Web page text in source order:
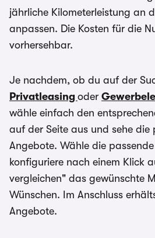
jährliche Kilometerleistung an
anpassen. Die Kosten für die
vorhersehbar.
Je nachdem, ob du auf der
Privatleasing oder
wähle einfach den
auf der Seite aus und sehe die
Angebote. Wähle die
konfiguriere nach einem Klick
vergleichen" das gewünschte
Wünschen. Im Anschluss
Angebote.